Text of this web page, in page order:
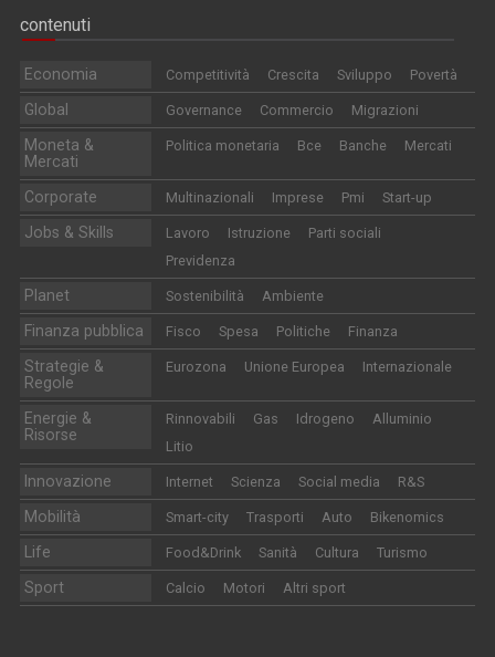
contenuti
Economia Competitività Crescita Sviluppo Povertà
Global Governance Commercio Migrazioni
Moneta &
Mercati
Politica monetaria Bce Banche Mercati
Corporate Multinazionali Imprese Pmi Start-up
Jobs & Skills Lavoro Istruzione
Parti sociali
Previdenza
Planet Sostenibilità Ambiente
Finanza pubblica Fisco Spesa Politiche Finanza
Strategie &
Regole
Eurozona Unione Europea Internazionale
Energie &
Risorse
Rinnovabili Gas Idrogeno
Alluminio
Litio
Innovazione Internet Scienza Social media R&S
Mobilità Smart-city Trasporti Auto Bikenomics
Life Food&Drink Sanità Cultura Turismo
Sport Calcio Motori Altri sport